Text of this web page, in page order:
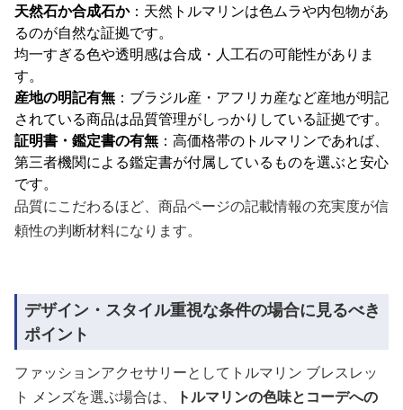
天然石か合成石か：天然トルマリンは色ムラや内包物があ
るのが自然な証拠です。
均一すぎる色や透明感は合成・人工石の可能性がありま
す。
産地の明記有無 ：ブラジル産・アフリカ産など産地が明記
されている商品は品質管理がしっかりしている証拠です。
証明書・鑑定書の有無 ：高価格帯のトルマリンであれば、
第三者機関による鑑定書が付属しているものを選ぶと安心
です。
品質にこだわるほど、商品ページの記載情報の充実度が信
頼性の判断材料になります。
デザイン・スタイル重視な条件の場合に見るべき
ポイント
ファッションアクセサリーとしてトルマリン ブレスレッ
ト メンズを選ぶ場合は、
トルマリンの色味とコーデへの